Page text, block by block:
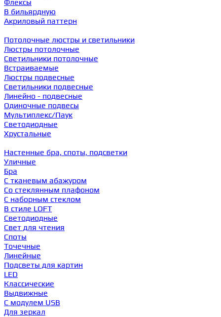
Флексы
В бильярдную
Акриловый паттерн
Потолочные люстры и светильники
Люстры потолочные
Светильники потолочные
Встраиваемые
Люстры подвесные
Светильники подвесные
Линейно - подвесные
Одиночные подвесы
Мультиплекс/Паук
Светодиодные
Хрустальные
Настенные бра, споты, подсветки
Уличные
Бра
С тканевым абажуром
Со стеклянным плафоном
С наборным стеклом
В стиле LOFT
Светодиодные
Свет для чтения
Споты
Точечные
Линейные
Подсветы для картин
LED
Классические
Выдвижные
С модулем USB
Для зеркал